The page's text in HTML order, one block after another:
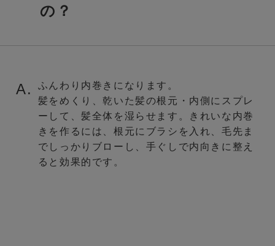
の？
A.
ふんわり内巻きになります。
髪をめくり、乾いた髪の根元・内側にスプレ
ーして、髪全体を湿らせます。きれいな内巻
きを作るには、根元にブラシを入れ、毛先ま
でしっかりブローし、手ぐしで内向きに整え
ると効果的です。